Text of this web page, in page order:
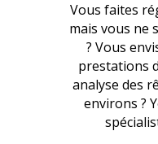
Vous faites
mais vous ne
? Vous
prestations
analyse des
environs ?